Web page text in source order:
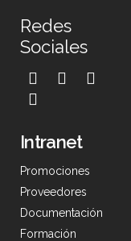
Redes
Sociales
Intranet
Promociones
Proveedores
Documentación
Formación